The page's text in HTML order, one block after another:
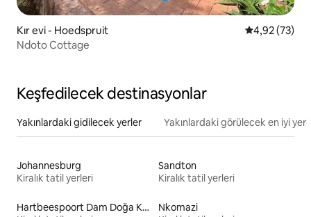
Kır evi - Hoedspruit 5 üzerinden
4,92 (73)
Ndoto Cottage
Keşfedilecek destinasyonlar
Yakınlardaki gidilecek yerler Yakınlardaki görülecek en iyi
Johannesburg
Kiralık tatil yerleri
Sandton
Kiralık tatil yerleri
Hartbeespoort Dam Doğa Koruma Alanı
Nkomazi